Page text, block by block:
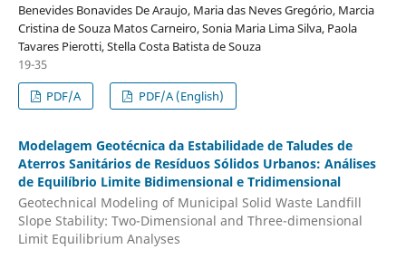
Benevides Bonavides De Araujo, Maria das Neves Gregório, Marcia
Cristina de Souza Matos Carneiro, Sonia Maria Lima Silva, Paola
Tavares Pierotti, Stella Costa Batista de Souza
19-35
PDF/A
PDF/A (English)
Modelagem Geotécnica da Estabilidade de Taludes de
Aterros Sanitários de Resíduos Sólidos Urbanos: Análises
de Equilíbrio Limite Bidimensional e Tridimensional
Geotechnical Modeling of Municipal Solid Waste Landfill
Slope Stability: Two-Dimensional and Three-dimensional
Limit Equilibrium Analyses